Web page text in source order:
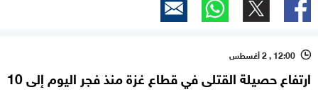
l 12:00 , 2 أغسطس
ارتفاع حصيلة القتلى في قطاع غزة منذ فجر اليوم إلى 10